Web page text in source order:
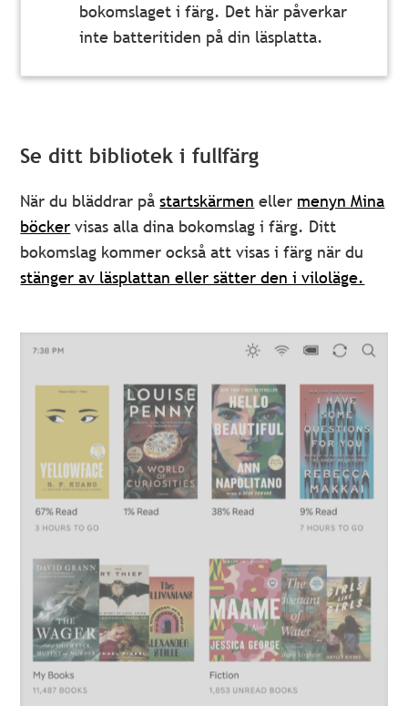
bokomslaget i färg. Det här påverkar
inte batteritiden på din läsplatta.
Se ditt bibliotek i fullfärg
När du bläddrar påstartskärmen eller menyn Mina
böcker visas alla dina bokomslag i färg. Ditt
bokomslag kommer också att visas i färg när du
stänger av läsplattan eller sätter den i viloläge.